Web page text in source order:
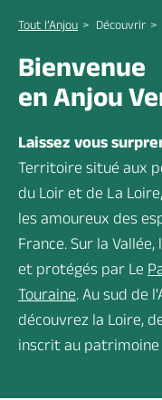
Se déplacer en Anjou
Vert
Vous êtes ici :
Tout l'Anjou >
Tout l’Anjou Découvrir
Bienvenue
en Anjou
Laissez vous
Territoire situé aux
du Loir et de La
les amoureux des
France. Sur la
et protégés par Le
Touraine. Au sud de
découvrez la Loire,
inscrit au patrimoine